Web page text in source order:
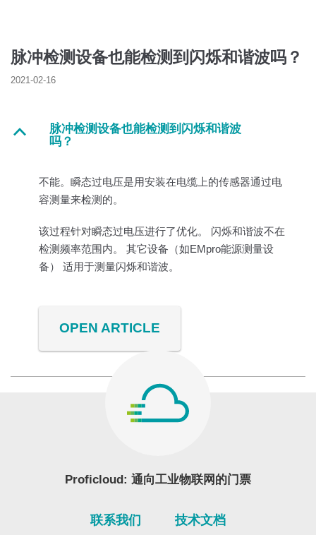
脉冲检测设备也能检测到闪烁和谐波吗？
2021-02-16
B
脉冲检测设备也能检测到闪烁和谐波
吗？
不能。瞬态过电压是用安装在电缆上的传感器通过电
容测量来检测的。
该过程针对瞬态过电压进行了优化。 闪烁和谐波不在
检测频率范围内。 其它设备（如EMpro能源测量设
备） 适用于测量闪烁和谐波。
OPEN ARTICLE
Proficloud: 通向工业物联网的门票
联系我们 技术文档